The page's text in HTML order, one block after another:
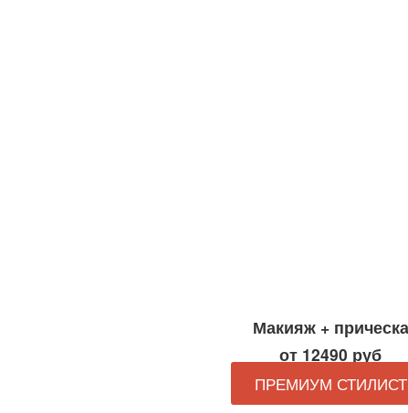
Макияж + прическа
от 12490 руб
ПРЕМИУМ СТИЛИСТ